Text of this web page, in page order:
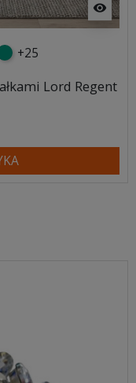
visibility
+25
Lord Regent